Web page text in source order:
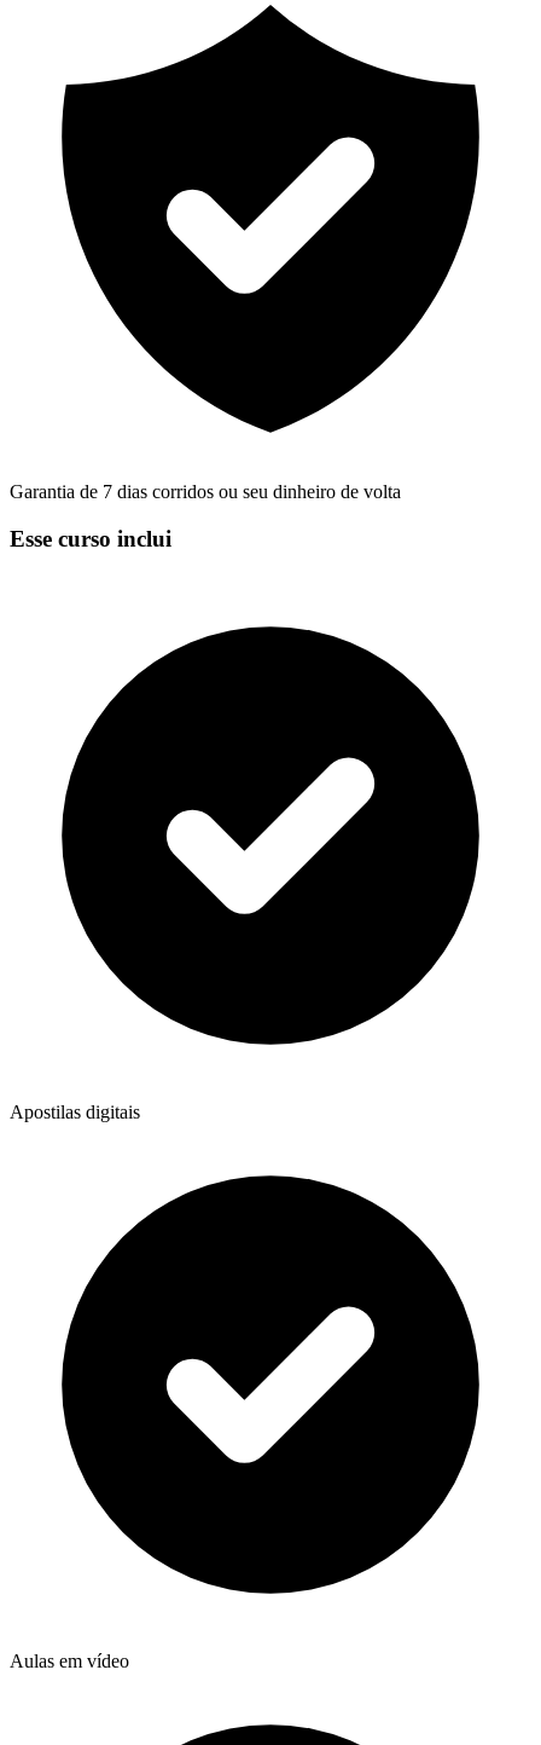
Garantia de 7 dias corridos ou seu dinheiro de volta
Esse curso inclui
Apostilas digitais
Aulas em vídeo